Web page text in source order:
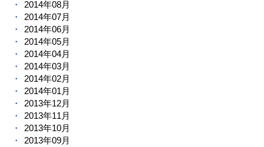
2014年08月
2014年07月
2014年06月
2014年05月
2014年04月
2014年03月
2014年02月
2014年01月
2013年12月
2013年11月
2013年10月
2013年09月